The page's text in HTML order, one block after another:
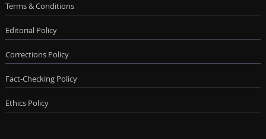
Terms & Conditions
Editorial Policy
Corrections Policy
Fact-Checking Policy
Ethics Policy